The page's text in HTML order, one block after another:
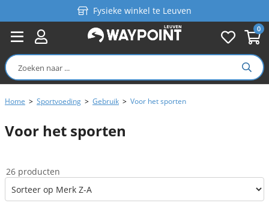
0
Fysieke winkel te Leuven
Persoonlijk advies
Gratis verzending in België vanaf €99
Home > Sportvoeding > Gebruik > Voor het sporten
Voor het sporten
26 producten